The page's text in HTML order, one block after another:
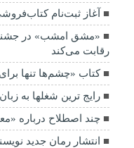
آغاز ثبت‌نام
«مشق امشب» در
رقابت می‌کند
کتاب «چشم‌ها تنها
رایج ترین شغلها به زبان
چند اصطلاح درباره
انتشار رمان جدید